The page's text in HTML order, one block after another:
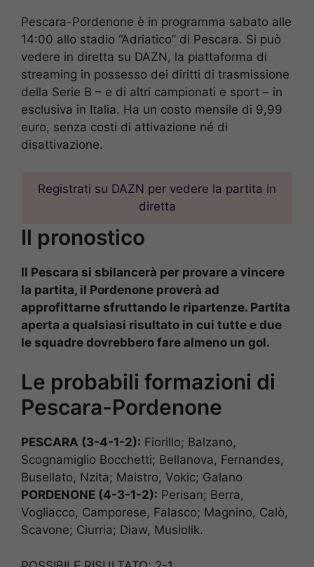
Pescara-Pordenone è in programma sabato alle
14:00 allo stadio “Adriatico” di Pescara. Si può
vedere in diretta su DAZN, la piattaforma di
streaming in possesso dei diritti di trasmissione
della Serie B – e di altri campionati e sport – in
esclusiva in Italia. Ha un costo mensile di 9,99
euro, senza costi di attivazione né di
disattivazione.
Registrati su DAZN per vedere la partita in
diretta
Il pronostico
Il Pescara si sbilancerà per provare a vincere
la partita, il Pordenone proverà ad
approfittarne sfruttando le ripartenze. Partita
aperta a qualsiasi risultato in cui tutte e due
le squadre dovrebbero fare almeno un gol.
Le probabili formazioni di
Pescara-Pordenone
PESCARA (3-4-1-2): Fiorillo; Balzano,
Scognamiglio Bocchetti; Bellanova, Fernandes,
Busellato, Nzita; Maistro, Vokic; Galano
PORDENONE (4-3-1-2): Perisan; Berra,
Vogliacco, Camporese, Falasco; Magnino, Calò,
Scavone; Ciurria; Diaw, Musiolik.